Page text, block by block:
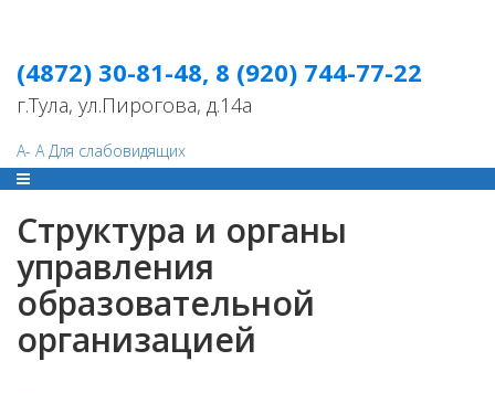
(4872) 30-81-48, 8 (920) 744-77-22
г.Тула, ул.Пирогова, д.14а
A- A Для слабовидящих
Структура и органы
управления
образовательной
организацией